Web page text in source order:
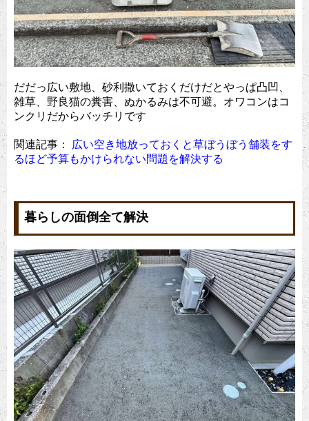
だだっ広い敷地、砂利撒いておくだけだとやっぱ凸凹、
雑草、野良猫の糞害、ぬかるみは不可避。オワコンはコ
ンクリだからバッチリです
関連記事：
広い空き地放っておくと草ぼうぼう舗装をす
るほど予算もかけられない問題を解決する
暮らしの面倒全て解決